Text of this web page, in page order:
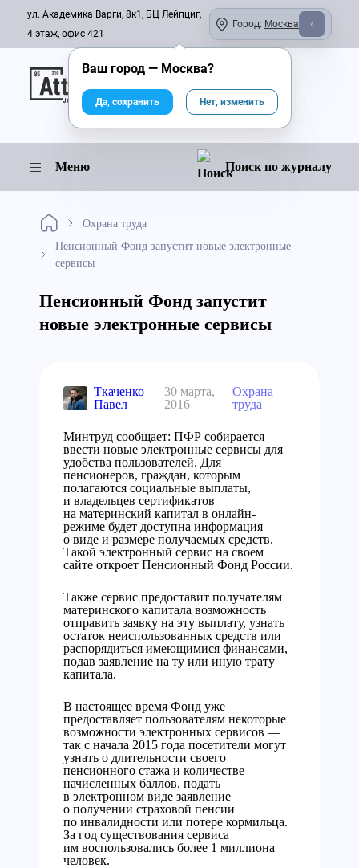
ул. Академика Варги, 8к1, БЦ Лейпциг,
4 этаж, офис 421
Город: Москва
Онлайн-журнал
Меню Поиск по журналу
Охрана труда
Пенсионный Фонд запустит новые электронные
сервисы
Пенсионный Фонд запустит
новые электронные сервисы
Ткаченко
Павел
30 марта,
2016
Охрана
труда
Минтруд сообщает: ПФР собирается
ввести новые электронные сервисы для
удобства пользователей. Для
пенсионеров, граждан, которым
полагаются социальные выплаты,
и владельцев сертификатов
на материнский капитал в онлайн-
режиме будет доступна информация
о виде и размере получаемых средств.
Такой электронный сервис на своем
сайте откроет Пенсионный Фонд России.
Также сервис предоставит получателям
материнского капитала возможность
отправить заявку на эту выплату, узнать
остаток неиспользованных средств или
распорядиться имеющимися финансами,
подав заявление на ту или иную трату
капитала.
В настоящее время Фонд уже
предоставляет пользователям некоторые
возможности электронных сервисов —
так с начала 2015 года посетители могут
узнать о длительности своего
пенсионного стажа и количестве
начисленных баллов, подать
в электронном виде заявление
о получении страховой пенсии
по инвалидности или потере кормильца.
За год существования сервиса
им воспользовались более 1 миллиона
человек.
Ваш город — Москва?
Да, сохранить Нет, изменить